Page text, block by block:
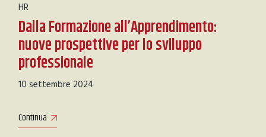
HR
Dalla Formazione all’Apprendimento:
nuove prospettive per lo sviluppo
professionale
10 settembre 2024
Continua